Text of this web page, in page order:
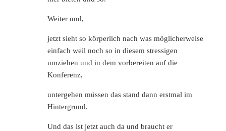
Weiter und,
jetzt sieht so körperlich nach was möglicherweise
einfach weil noch so in diesem stressigen
umziehen und in dem vorbereiten auf die
Konferenz,
untergehen müssen das stand dann erstmal im
Hintergrund.
Und das ist jetzt auch da und braucht er